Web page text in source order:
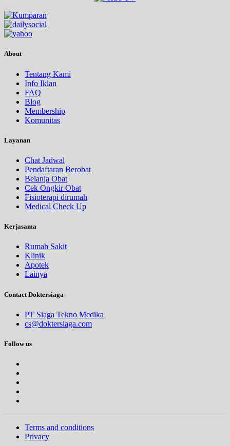
About
Tentang Kami
Info Iklan
FAQ
Blog
Membership
Komunitas
Layanan
Chat Jadwal
Pendaftaran Berobat
Belanja Obat
Cek Ongkir Obat
Fisioterapi dirumah
Medical Check Up
Kerjasama
Rumah Sakit
Klinik
Apotek
Lainya
Contact Doktersiaga
PT Siaga Tekno Medika
cs@doktersiaga.com
Follow us
Terms and conditions
Privacy